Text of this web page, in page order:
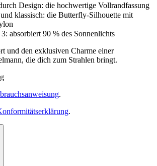
Design: die hochwertige Vollrandfassung
klassisch: die Butterfly-Silhouette mit
absorbiert 90 % des Sonnenlichts
und den exklusiven Charme einer
die dich zum Strahlen bringt.
.
.